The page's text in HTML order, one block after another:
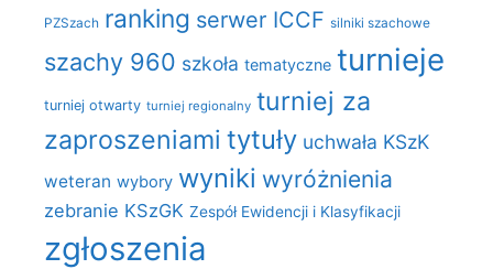
PZSzach ranking serwer ICCF silniki szachowe
szachy 960 szkoła tematyczne turnieje
turniej otwarty turniej regionalny turniej za
zaproszeniami tytuły uchwała KSzK
weteran wybory wyniki wyróżnienia
zebranie KSzGK Zespół Ewidencji i Klasyfikacji
zgłoszenia